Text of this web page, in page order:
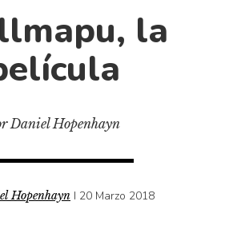
la literatura chilena
la
Daniel Hopenhayn
Hopenhayn I 20 Marzo 2018